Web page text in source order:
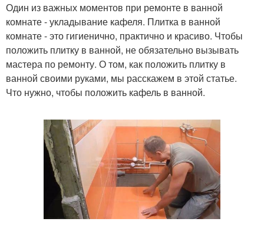
Один из важных моментов при ремонте в ванной
комнате - укладывание кафеля. Плитка в ванной
комнате - это гигиенично, практично и красиво. Чтобы
положить плитку в ванной, не обязательно вызывать
мастера по ремонту. О том, как положить плитку в
ванной своими руками, мы расскажем в этой статье.
Что нужно, чтобы положить кафель в ванной.